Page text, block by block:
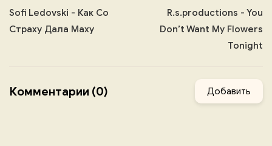
Sofi Ledovski - Как Со
Страху Дала Маху
R.s.productions - You
Don’t Want My Flowers
Tonight
Комментарии (0) Добавить